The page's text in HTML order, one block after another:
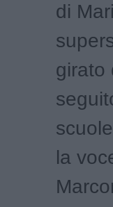
di
girato
la